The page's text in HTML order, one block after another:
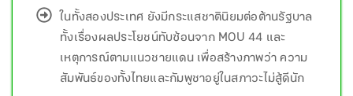
ในทั้งสองประเทศ ยังมีกระแสชาตินิยมต่อต้านรัฐบาล
ทั้งเรื่องผลประโยชน์ทับซ้อนจาก MOU 44 และ
เหตุการณ์ตามแนวชายแดน เพื่อสร้างภาพว่า ความ
สัมพันธ์ของทั้งไทยและกัมพูชาอยู่ในสภาวะไม่สู้ดีนัก